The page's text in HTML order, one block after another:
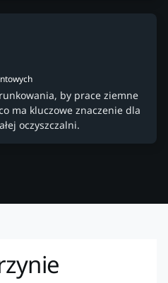
by prace ziemne
ma kluczowe znaczenie dla
oczyszczalni.